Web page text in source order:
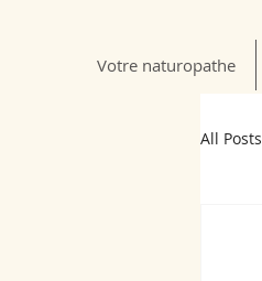
Votre naturopathe
All Posts